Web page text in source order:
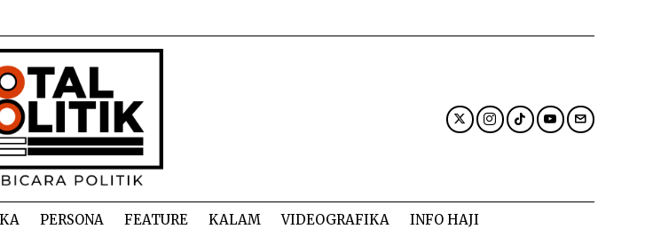
PERSONA FEATURE KALAM VIDEOGRAFIKA INFO HAJI